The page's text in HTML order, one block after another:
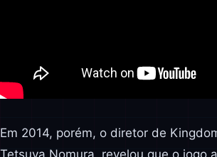
Em 2014, porém, o diretor de
Tetsuya Nomura, revelou que o jogo